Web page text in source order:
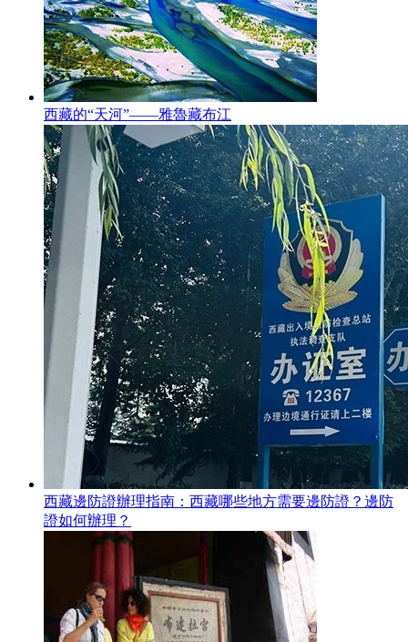
西藏的“天河”——雅魯藏布江
西藏邊防證辦理指南：西藏哪些地方需要邊防證？邊防
證如何辦理？